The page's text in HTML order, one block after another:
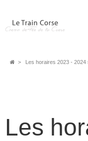
FilLes horaires 2023 - 2024
Les